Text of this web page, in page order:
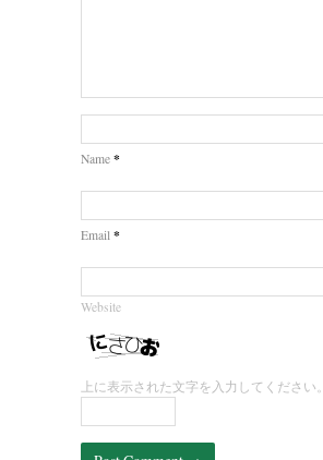
Name *
Email *
Website
上に表示された文字を入力してください。